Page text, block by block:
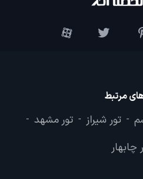
مرتبط
- تور شیراز - تور مشهد -
چابهار